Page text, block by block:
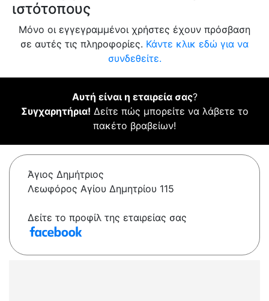
ιστότοπους
Μόνο οι εγγεγραμμένοι χρήστες έχουν πρόσβαση
σε αυτές τις πληροφορίες. Κάντε κλικ εδώ για να
συνδεθείτε.
Αυτή είναι η εταιρεία σας?
Συγχαρητήρια! Δείτε πώς μπορείτε να λάβετε το
πακέτο βραβείων!
Άγιος Δημήτριος
Λεωφόρος Αγίου Δημητρίου 115
Δείτε το προφίλ της εταιρείας σας